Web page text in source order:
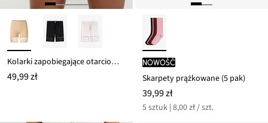
Kolarki zapobiegające otarciom, z chłodzącego poliamidu, z koronkowymi nogawkami
49,99 zł
nowość
Skarpety prążkowane (5 pak)
39,99 zł
5 sztuk | 8,00 zł / szt.